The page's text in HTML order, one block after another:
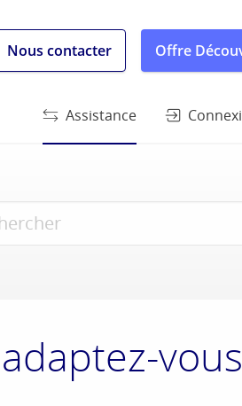
Nous contacter Offre
Assistance
vous